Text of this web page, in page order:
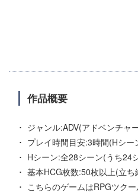
作品概要
ジャンル:ADV(アドベンチャ
プレイ時間目安:3時間(Hシ
Hシーン:全28シーン(うち24
基本HCG枚数:50枚以上(立
こちらのゲームはRPGツク